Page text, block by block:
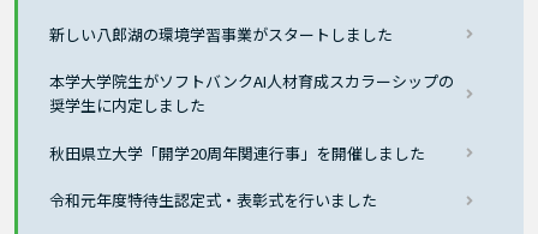
新しい八郎湖の環境学習事業がスタートしました
本学大学院生がソフトバンクAI人材育成スカラーシップの
奨学生に内定しました
秋田県立大学「開学20周年関連行事」を開催しました
令和元年度特待生認定式・表彰式を行いました